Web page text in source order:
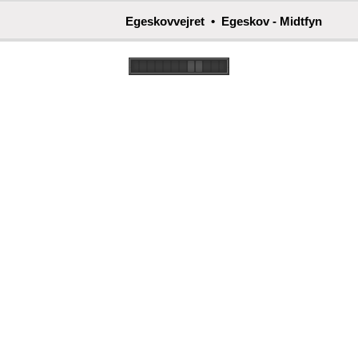
Egeskovvejret • Egeskov - Midtfyn